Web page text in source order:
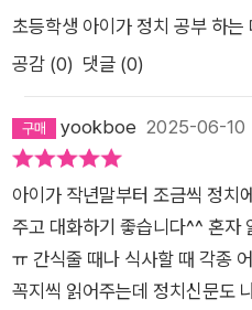
초등학생 아이가 정치 공부 하는
공감 (0) 댓글 (0)
yookboe 2025-06-10
아이가 작년말부터 조금씩 정치
주고 대화하기 좋습니다^^ 혼자
ㅠ 간식줄 때나 식사할 때 각종
꼭지씩 읽어주는데 정치신문도